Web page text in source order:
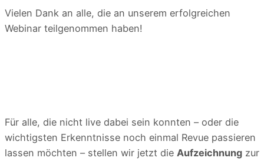
Vielen Dank an alle, die an unserem erfolgreichen
Webinar teilgenommen haben!
Für alle, die nicht live dabei sein konnten – oder die
wichtigsten Erkenntnisse noch einmal Revue passieren
lassen möchten – stellen wir jetzt die Aufzeichnung zur